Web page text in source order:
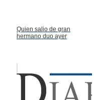
Quien salio de gran
hermano duo ayer